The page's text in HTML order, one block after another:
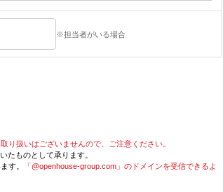
※担当者がいる場合
り扱いはございませんので、ご注意ください。
たものとして承ります。
す。
「@openhouse-group.com」のドメインを受信できるよ